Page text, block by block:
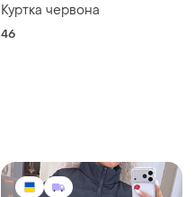
Куртка червона
46